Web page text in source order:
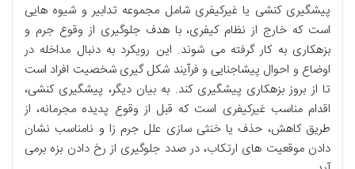
پیشگیری کنشی یا غیرکیفری شامل مجموعه تدابیر و شیوه هایی
است که خارج از نظام کیفری، با هدف جلوگیری از وقوع جرم و
بزهکاری به کار گرفته می شوند. این رویکرد به دنبال مداخله در
اوضاع و احوال پیشاجنایی و فرآیند شکل گیری شخصیت افراد است
تا از بروز بزهکاری پیشگیری کند. به بیان دیگر، پیشگیری کنشی،
اقدام مناسب غیرکیفری است که قبل از وقوع پدیده مجرمانه، از
طریق کاهش، حذف یا خنثی سازی علل جرم زا و نامناسب نشان
دادن موقعیت های ارتکاب، در صدد جلوگیری از رخ دادن بزه برمی